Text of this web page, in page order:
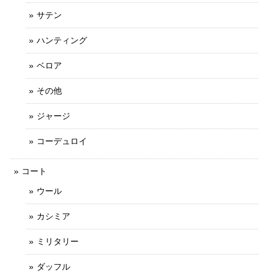
サテン
ハンティング
ベロア
その他
ジャージ
コーデュロイ
コート
ウール
カシミア
ミリタリー
ダッフル